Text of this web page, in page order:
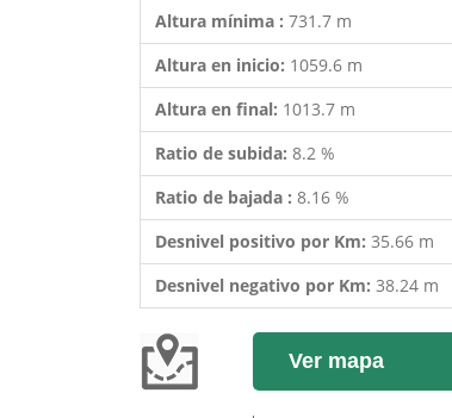
Altura mínima : 731.7 m
Altura en inicio: 1059.6 m
Altura en final: 1013.7 m
Ratio de subida: 8.2 %
Ratio de bajada : 8.16 %
Desnivel positivo por Km: 35.66 m
Desnivel negativo por Km: 38.24 m
Ver mapa